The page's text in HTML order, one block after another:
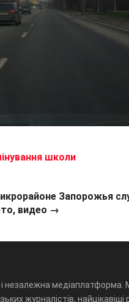
школи
Запорожья
видео →
незалежна медіаплатформа.
журналістів, найцікавіші